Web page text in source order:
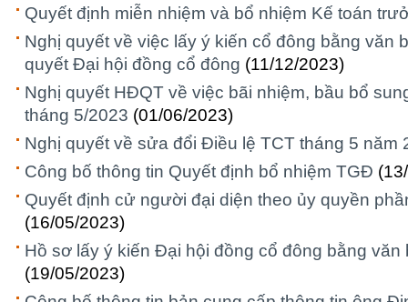
Quyết định miễn nhiệm và bổ nhiệm Kế toán
Nghị quyết về việc lấy ý kiến cổ đông bằng văn
quyết Đại hội đồng cổ đông (11/12/2023)
Nghị quyết HĐQT về việc bãi nhiệm, bầu bổ
tháng 5/2023 (01/06/2023)
Nghị quyết về sửa đổi Điều lệ TCT tháng 5 năm
Công bố thông tin Quyết định bổ nhiệm TGĐ
Quyết định cử người đại diện theo ủy quyền
(16/05/2023)
Hồ sơ lấy ý kiến Đại hội đồng cổ đông bằng văn
(19/05/2023)